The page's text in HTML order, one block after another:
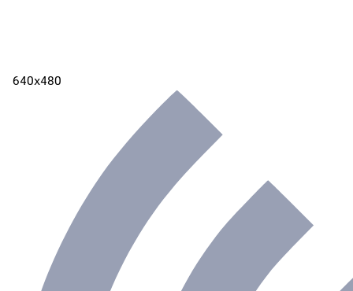
640х480